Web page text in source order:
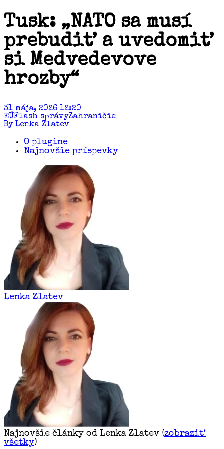
Tusk: „NATO sa musí
prebudiť a uvedomiť
si Medvedevove
hrozby“
31 mája, 2026 12:20
EÚFlash správyZahraničie
By Lenka Zlatev
O plugine
Najnovšie príspevky
Lenka Zlatev
Najnovšie články od Lenka Zlatev (zobraziť
všetky)